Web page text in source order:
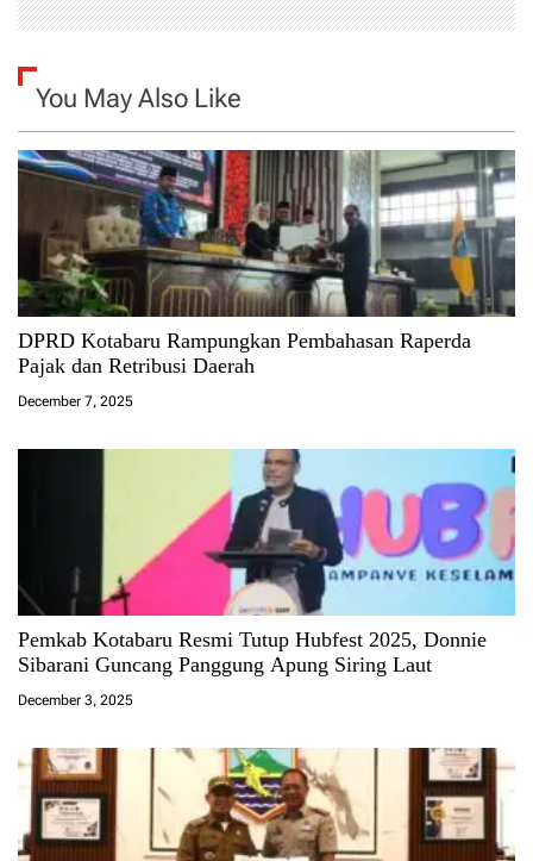
You May Also Like
DPRD Kotabaru Rampungkan Pembahasan Raperda
Pajak dan Retribusi Daerah
December 7, 2025
Pemkab Kotabaru Resmi Tutup Hubfest 2025, Donnie
Sibarani Guncang Panggung Apung Siring Laut
December 3, 2025